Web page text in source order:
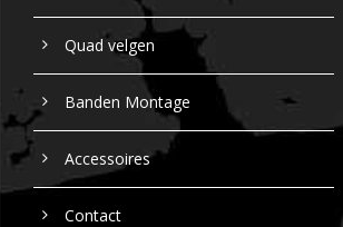
Quad velgen
Banden Montage
Accessoires
Contact